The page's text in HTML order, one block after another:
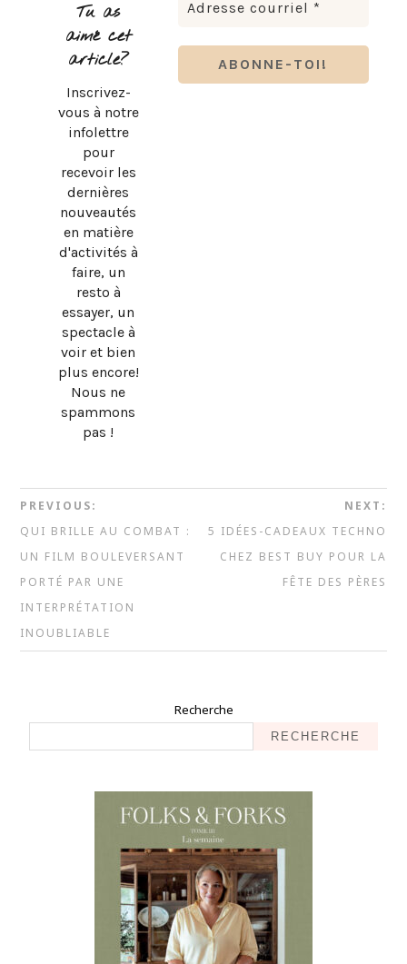
Tu as
aimé cet
article?
Inscrivez-
vous à notre
infolettre
pour
recevoir les
dernières
nouveautés
en matière
d'activités à
faire, un
resto à
essayer, un
spectacle à
voir et bien
plus encore!
Nous ne
spammons
pas !
PREVIOUS:
QUI BRILLE AU COMBAT :
UN FILM BOULEVERSANT
PORTÉ PAR UNE
INTERPRÉTATION
INOUBLIABLE
NEXT:
5 IDÉES-CADEAUX TECHNO
CHEZ BEST BUY POUR LA
FÊTE DES PÈRES
Recherche
RECHERCHE